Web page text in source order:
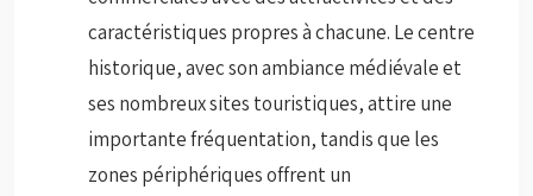
caractéristiques propres à chacune. Le centre
historique, avec son ambiance médiévale et
ses nombreux sites touristiques, attire une
importante fréquentation, tandis que les
zones périphériques offrent un